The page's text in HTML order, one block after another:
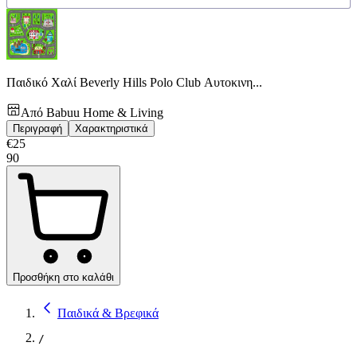
Παιδικό Χαλί Beverly Hills Polo Club Αυτοκινη...
Από Babuu Home & Living
Περιγραφή Χαρακτηριστικά
€25
90
Προσθήκη στο καλάθι
Παιδικά & Βρεφικά
/